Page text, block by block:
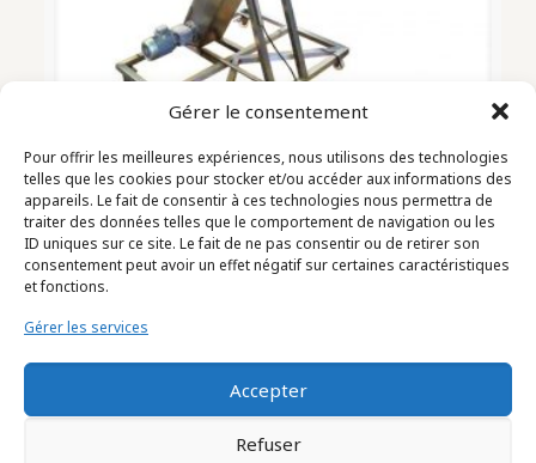
Gérer le consentement
Pour offrir les meilleures expériences, nous utilisons des technologies
telles que les cookies pour stocker et/ou accéder aux informations des
appareils. Le fait de consentir à ces technologies nous permettra de
traiter des données telles que le comportement de navigation ou les
ID uniques sur ce site. Le fait de ne pas consentir ou de retirer son
consentement peut avoir un effet négatif sur certaines caractéristiques
et fonctions.
Gérer les services
Accepter
Refuser
GIRAFE inox sur roulettes (2104008)